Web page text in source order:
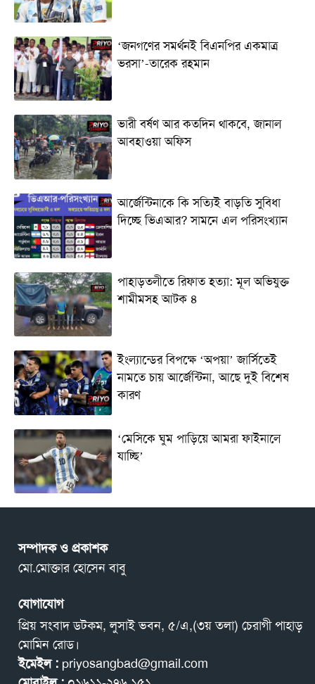
‘জনগণের সমর্থনই বিএনপির একমাত্র
ভরসা’-তারেক রহমান
ভারী বর্ষণ আর কতদিন থাকবে, জানাল
আবহাওয়া অফিস
আর্জেন্টিনাকে কি সত্যিই বাড়তি সুবিধা
দিচ্ছে ভিএআর? সামনে এল পরিসংখ্যান
পাহাড়তলীতে রিফাত হত্যা: মূল অভিযুক্ত
শামীমসহ আটক ৪
ইংল্যান্ডের বিপক্ষে ‘অপয়া’ জার্সিতেই
নামতে চায় আর্জেন্টিনা, আছে দুই বিশেষ
কারণ
‘মেসিকে ঘুম পাড়িয়ে আমরা ফাইনালে
যাচ্ছি’
সম্পাদক ও প্রকাশক
মো.মোক্তার হোসেন বাবু
যোগাযোগ
প্রিয় সংবাদ ডটকম, লুসাই ভবন, ৫/এ,(৩য় তলা) চেরাগী পাহাড়
মোমিন রোড।
ইমেইল : priyosangbad@gmail.com